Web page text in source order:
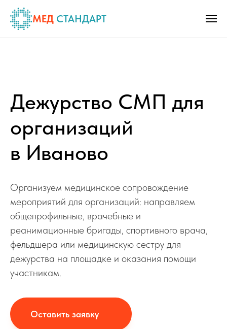
МЕД СТАНДАРТ
Дежурство СМП для
организаций
в Иваново
Организуем медицинское сопровождение
мероприятий для организаций: направляем
общепрофильные, врачебные и
реанимационные бригады, спортивного врача,
фельдшера или медицинскую сестру для
дежурства на площадке и оказания помощи
участникам.
Оставить заявку